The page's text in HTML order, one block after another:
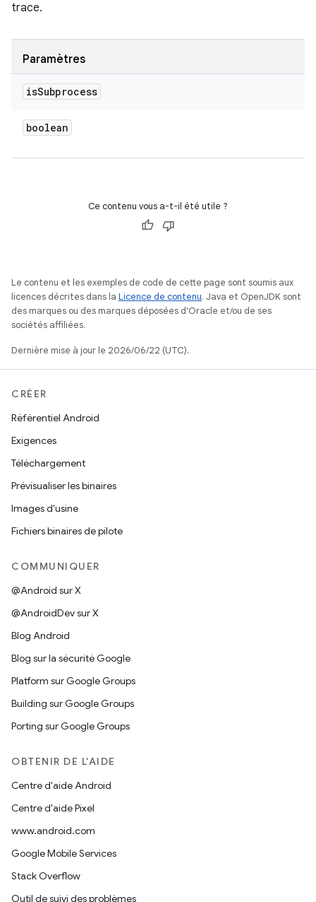
trace.
Paramètres
isSubprocess
boolean
Ce contenu vous a-t-il été utile ?
Le contenu et les exemples de code de cette page sont soumis aux
licences décrites dans la Licence de contenu. Java et OpenJDK sont
des marques ou des marques déposées d'Oracle et/ou de ses
sociétés affiliées.
Dernière mise à jour le 2026/06/22 (UTC).
CRÉER
Référentiel Android
Exigences
Téléchargement
Prévisualiser les binaires
Images d'usine
Fichiers binaires de pilote
COMMUNIQUER
@Android sur X
@AndroidDev sur X
Blog Android
Blog sur la sécurité Google
Platform sur Google Groups
Building sur Google Groups
Porting sur Google Groups
OBTENIR DE L'AIDE
Centre d'aide Android
Centre d'aide Pixel
www.android.com
Google Mobile Services
Stack Overflow
Outil de suivi des problèmes